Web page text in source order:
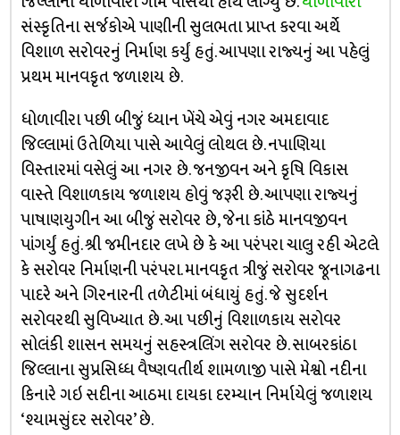
સંસ્કૃતિના સર્જકોએ પાણીની સુલભતા પ્રાપ્ત કરવા અર્થે
વિશાળ સરોવરનું નિર્માણ કર્યું હતું. આપણા રાજ્યનું આ પહેલું
પ્રથમ માનવકૃત જળાશય છે.
ધોળાવીરા પછી બીજું ધ્યાન ખેંચે એવું નગર અમદાવાદ
જિલ્લામાં ઉતેળિયા પાસે આવેલું લોથલ છે. નપાણિયા
વિસ્તારમાં વસેલું આ નગર છે. જનજીવન અને કૃષિ વિકાસ
વાસ્તે વિશાળકાય જળાશય હોવું જરૂરી છે. આપણા રાજ્યનું
પાષાણયુગીન આ બીજું સરોવર છે, જેના કાંઠે માનવજીવન
પાંગર્યું હતું. શ્રી જમીનદાર લખે છે કે આ પરંપરા ચાલુ રહી એટલે
કે સરોવર નિર્માણની પરંપરા. માનવકૃત ત્રીજું સરોવર જૂનાગઢના
પાદરે અને ગિરનારની તળેટીમાં બંધાયું હતું. જે સુદર્શન
સરોવરથી સુવિખ્યાત છે. આ પછીનું વિશાળકાય સરોવર
સોલંકી શાસન સમયનું સહસ્ત્રલિંગ સરોવર છે. સાબરકાંઠા
જિલ્લાના સુપ્રસિધ્ધ વૈષ્ણવતીર્થ શામળાજી પાસે મેશ્વો નદીના
કિનારે ગઇ સદીના આઠમા દાયકા દરમ્યાન નિર્માયેલું જળાશય
‘શ્યામસુંદર સરોવર’ છે.